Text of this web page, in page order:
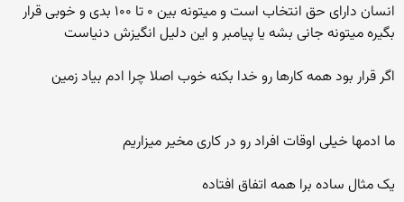
انسان دارای حق انتخاب است و میتونه بین ۰ تا ۱۰۰ بدی و خوبی قرار
بگیره میتونه جانی بشه یا پیامبر و این دلیل انگیزش دنیاست
اگر قرار بود همه کارها رو خدا بکنه خوب اصلا چرا ادم بیاد زمین
ما ادمها خیلی اوقات افراد رو در کاری مخیر میزاریم
یک مثال ساده برا همه اتفاق افتاده